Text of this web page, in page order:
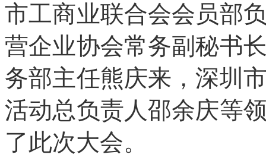
市工商业联合会会员部
营企业协会常务副秘书
务部主任熊庆来，深圳
活动总负责人邵余庆等
了此次大会。